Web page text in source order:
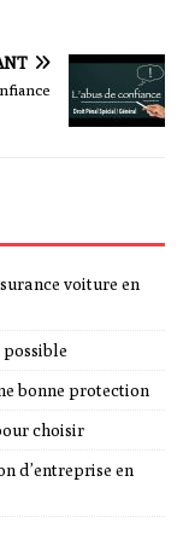
voiture en
possible
bonne protection
choisir
d’entreprise en